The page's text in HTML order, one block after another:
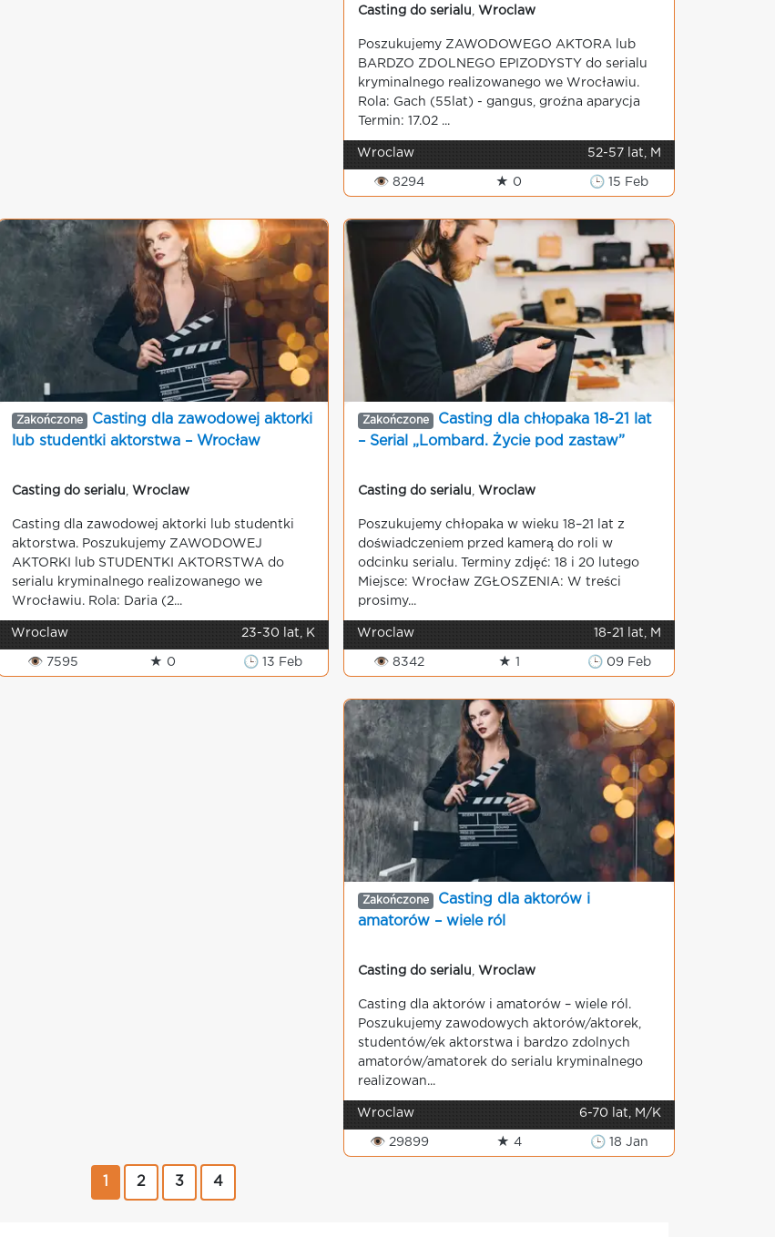
Casting do serialu Wroclaw
Poszukujemy ZAWODOWEGO AKTORA lub
BARDZO ZDOLNEGO EPIZODYSTY do serialu
kryminalnego realizowanego we Wrocławiu.
Rola: Gach (55lat) - gangus, groźna aparycja
Termin: 17.02 ...
Wroclaw 52-57 lat, M
👁 8294 ★ 0 🕒 15 Feb
Zakończone
Casting dla zawodowej aktorki
lub studentki aktorstwa – Wrocław
Casting do serialu Wroclaw
Casting dla zawodowej aktorki lub studentki
aktorstwa. Poszukujemy ZAWODOWEJ
AKTORKI lub STUDENTKI AKTORSTWA do
serialu kryminalnego realizowanego we
Wrocławiu. Rola: Daria (2...
Wroclaw 23-30 lat, K
👁 7595 ★ 0 🕒 13 Feb
Zakończone
Casting dla chłopaka 18-21 lat
– Serial „Lombard. Życie pod zastaw”
Casting do serialu Wroclaw
Poszukujemy chłopaka w wieku 18–21 lat z
doświadczeniem przed kamerą do roli w
odcinku serialu. Terminy zdjęć: 18 i 20 lutego
Miejsce: Wrocław ZGŁOSZENIA: W treści
prosimy...
Wroclaw 18-21 lat, M
👁 8342 ★ 1 🕒 09 Feb
Zakończone
Casting dla aktorów i
amatorów – wiele ról
Casting do serialu Wroclaw
Casting dla aktorów i amatorów – wiele ról.
Poszukujemy zawodowych aktorów/aktorek,
studentów/ek aktorstwa i bardzo zdolnych
amatorów/amatorek do serialu kryminalnego
realizowan...
Wroclaw 6-70 lat, M/K
👁 29899 ★ 4 🕒 18 Jan
2 3 4